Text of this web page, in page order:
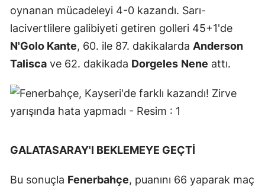
oynanan mücadeleyi 4-0 kazandı. Sarı-
lacivertlilere galibiyeti getiren golleri 45+1'de
N'Golo Kante, 60. ile 87. dakikalarda Anderson
Talisca ve 62. dakikada Dorgeles Nene attı.
GALATASARAY'I BEKLEMEYE GEÇTİ
Bu sonuçla Fenerbahçe, puanını 66 yaparak maç